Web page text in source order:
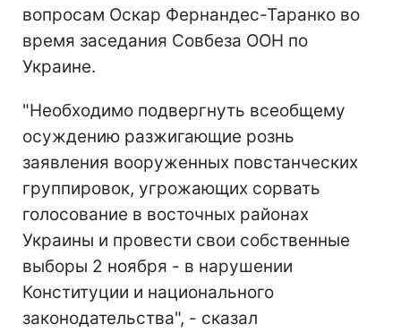
вопросам Оскар Фернандес-Таранко во
время заседания Совбеза ООН по
Украине.
"Необходимо подвергнуть всеобщему
осуждению разжигающие рознь
заявления вооруженных повстанческих
группировок, угрожающих сорвать
голосование в восточных районах
Украины и провести свои собственные
выборы 2 ноября - в нарушении
Конституции и национального
законодательства", - сказал